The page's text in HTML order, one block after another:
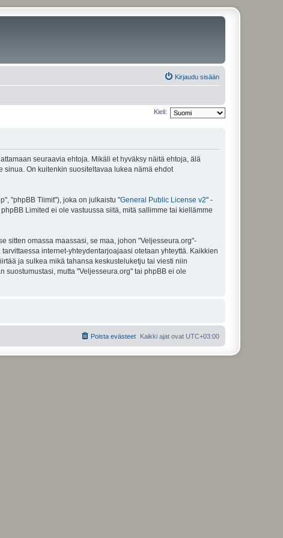
Kirjaudu sisään
Kieli:
seuraavia ehtoja. Mikäli et hyväksy näitä ehtoja, älä
sinua. On kuitenkin suositeltavaa lukea nämä ehdot
"phpBB Tiimit"), joka on julkaistu "General Public License v2" -
Limited ei ole vastuussa siitä, mitä sallimme tai kiellämme
sitten omassa maassasi, se maa, johon "Veljesseura.org"-
internet-yhteydentarjoajaasi otetaan yhteyttä. Kaikkien
ja sulkea mikä tahansa keskusteluketju tai viesti niin
mutta "Veljesseura.org" tai phpBB ei ole
Kaikki ajat ovat UTC+03:00
Poista evästeet